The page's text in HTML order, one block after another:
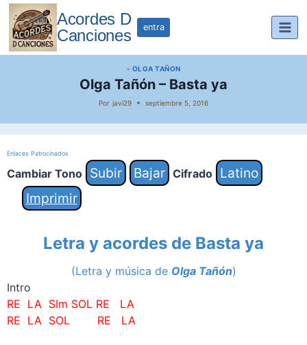
Saltar
contenido
Acordes D
Canciones
entra
- OLGA TAÑON
Olga Tañón – Basta ya
Por javi29 septiembre 5, 2016
Enlaces Patrocinados
Cambiar Tono Subir Bajar Cifrado
Latino
Imprimir
Letra y acordes de Basta ya
(Letra y música de Olga Tañón)
Intro
RE LA SIm SOL RE LA
RE LA SOL RE LA